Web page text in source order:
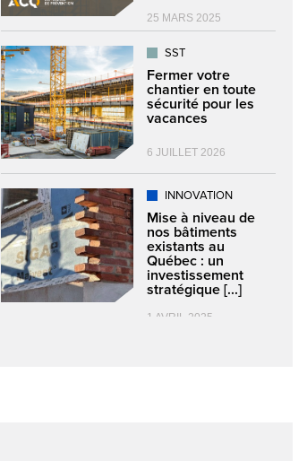
25 MARS 2025
SST
Fermer votre
chantier en toute
sécurité pour les
vacances
6 JUILLET 2026
INNOVATION
Mise à niveau de
nos bâtiments
existants au
Québec : un
investissement
stratégique [...]
1 AVRIL 2025